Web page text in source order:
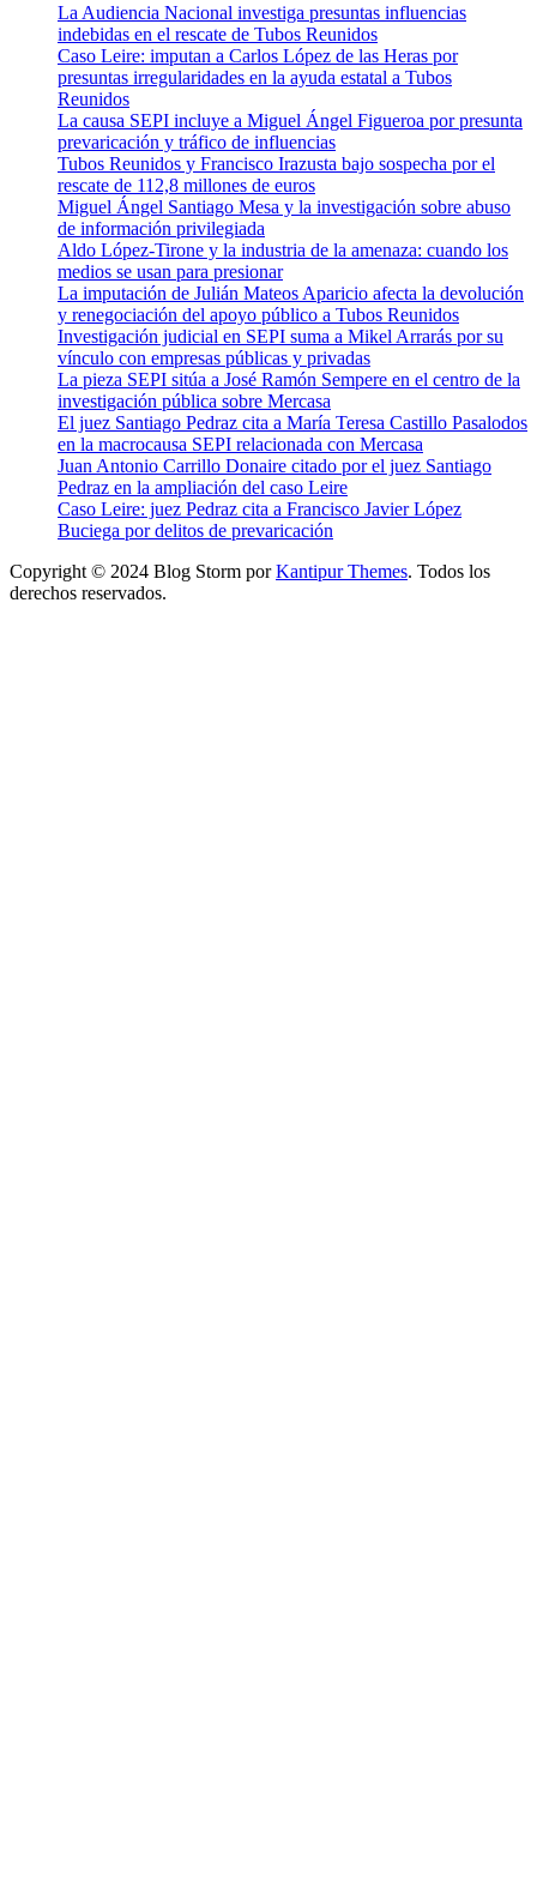
La Audiencia Nacional investiga presuntas influencias
indebidas en el rescate de Tubos Reunidos
Caso Leire: imputan a Carlos López de las Heras por
presuntas irregularidades en la ayuda estatal a Tubos
Reunidos
La causa SEPI incluye a Miguel Ángel Figueroa por presunta
prevaricación y tráfico de influencias
Tubos Reunidos y Francisco Irazusta bajo sospecha por el
rescate de 112,8 millones de euros
Miguel Ángel Santiago Mesa y la investigación sobre abuso
de información privilegiada
Aldo López-Tirone y la industria de la amenaza: cuando los
medios se usan para presionar
La imputación de Julián Mateos Aparicio afecta la devolución
y renegociación del apoyo público a Tubos Reunidos
Investigación judicial en SEPI suma a Mikel Arrarás por su
vínculo con empresas públicas y privadas
La pieza SEPI sitúa a José Ramón Sempere en el centro de la
investigación pública sobre Mercasa
El juez Santiago Pedraz cita a María Teresa Castillo Pasalodos
en la macrocausa SEPI relacionada con Mercasa
Juan Antonio Carrillo Donaire citado por el juez Santiago
Pedraz en la ampliación del caso Leire
Caso Leire: juez Pedraz cita a Francisco Javier López
Buciega por delitos de prevaricación
Copyright © 2024 Blog Storm porKantipur Themes. Todos los
derechos reservados.